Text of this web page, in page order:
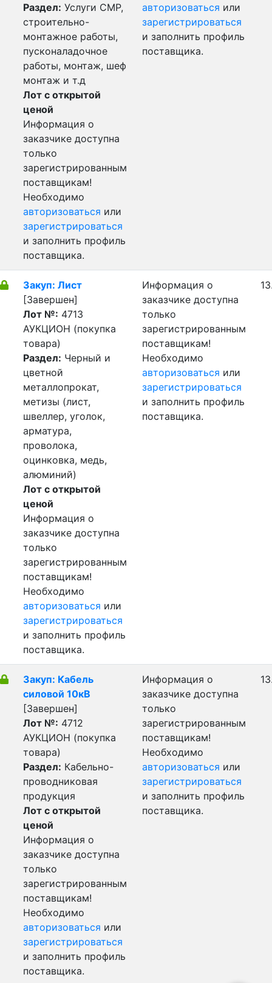
Раздел: Услуги СМР,
строительно-
монтажное работы,
пусконаладочное
работы, монтаж, шеф
монтаж и т.д
Лот с открытой
ценой
Информация о
заказчике доступна
только
зарегистрированным
поставщикам!
Необходимо
авторизоваться или
зарегистрироваться
и заполнить профиль
поставщика.
авторизоваться или
зарегистрироваться
и заполнить профиль
поставщика.
Закуп: Лист
[Завершен]
Лот №: 4713
АУКЦИОН (покупка
товара)
Раздел: Черный и
цветной
металлопрокат,
метизы (лист,
швеллер, уголок,
арматура,
проволока,
оцинковка, медь,
алюминий)
Лот с открытой
ценой
Информация о
заказчике доступна
только
зарегистрированным
поставщикам!
Необходимо
авторизоваться или
зарегистрироваться
и заполнить профиль
поставщика.
Информация о
заказчике доступна
только
зарегистрированным
поставщикам!
Необходимо
авторизоваться или
зарегистрироваться
и заполнить профиль
поставщика.
Закуп: Кабель
силовой 10кВ
[Завершен]
Лот №: 4712
АУКЦИОН (покупка
товара)
Раздел: Кабельно-
проводниковая
продукция
Лот с открытой
ценой
Информация о
заказчике доступна
только
зарегистрированным
поставщикам!
Необходимо
авторизоваться или
зарегистрироваться
и заполнить профиль
поставщика.
Информация о
заказчике доступна
только
зарегистрированным
поставщикам!
Необходимо
авторизоваться или
зарегистрироваться
и заполнить профиль
поставщика.